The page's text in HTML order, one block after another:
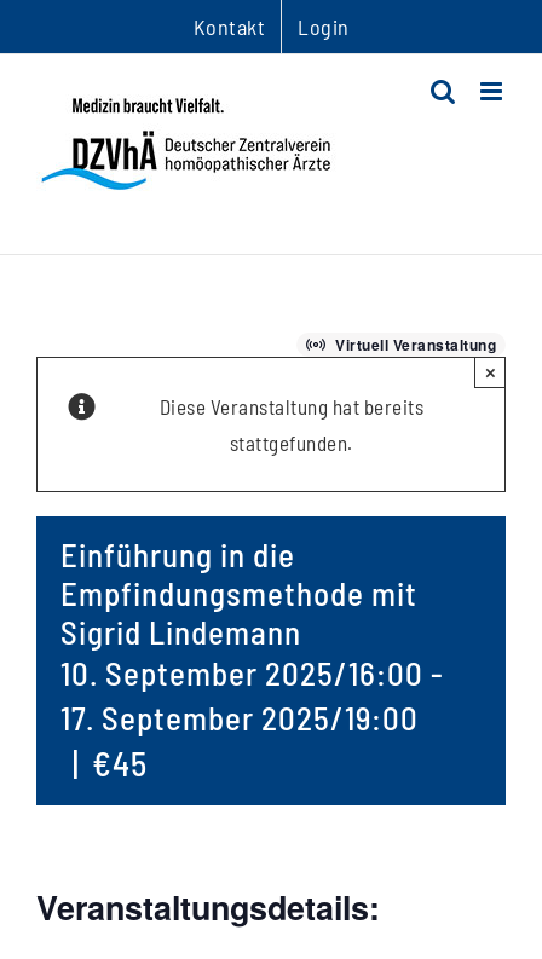
Inhalt
Kontakt Login
Virtuell Veranstaltung
Diese Veranstaltung hat bereits
stattgefunden.
×
Einführung in die
Empfindungsmethode mit
Sigrid Lindemann
10. September 2025/16:00 -
17. September 2025/19:00
| €45
Veranstaltungsdetails: